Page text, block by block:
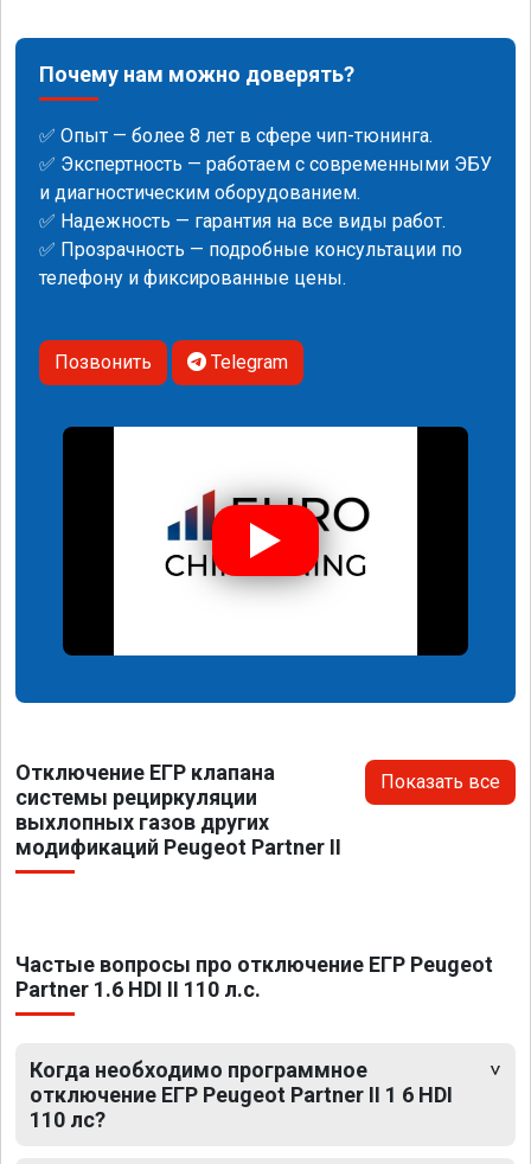
Почему нам можно доверять?
✅ Опыт — более 8 лет в сфере чип-тюнинга.
✅ Экспертность — работаем с современными ЭБУ
и диагностическим оборудованием.
✅ Надежность — гарантия на все виды работ.
✅ Прозрачность — подробные консультации по
телефону и фиксированные цены.
Позвонить Telegram
Отключение ЕГР клапана
системы рециркуляции
выхлопных газов других
модификаций Peugeot Partner II
Показать все
Частые вопросы про отключение ЕГР Peugeot
Partner 1.6 HDI II 110 л.с.
Когда необходимо программное
отключение ЕГР Peugeot Partner II 1 6 HDI
110 лс?